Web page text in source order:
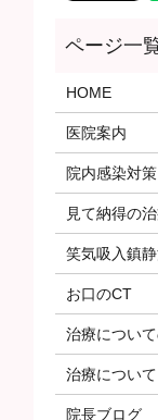
HOME
医院案内
院内感染対策
見て納得の
笑気吸入鎮
お口のCT
治療につい
治療について
院長ブログ